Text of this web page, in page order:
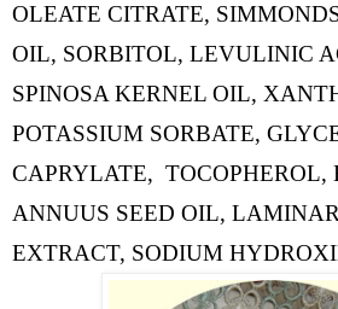
OLEATE CITRATE,
OIL, SORBITOL, LEVULINIC
SPINOSA KERNEL OIL,
POTASSIUM SORBATE,
CAPRYLATE,
ANNUUS SEED OIL,
EXTRACT, SODIUM